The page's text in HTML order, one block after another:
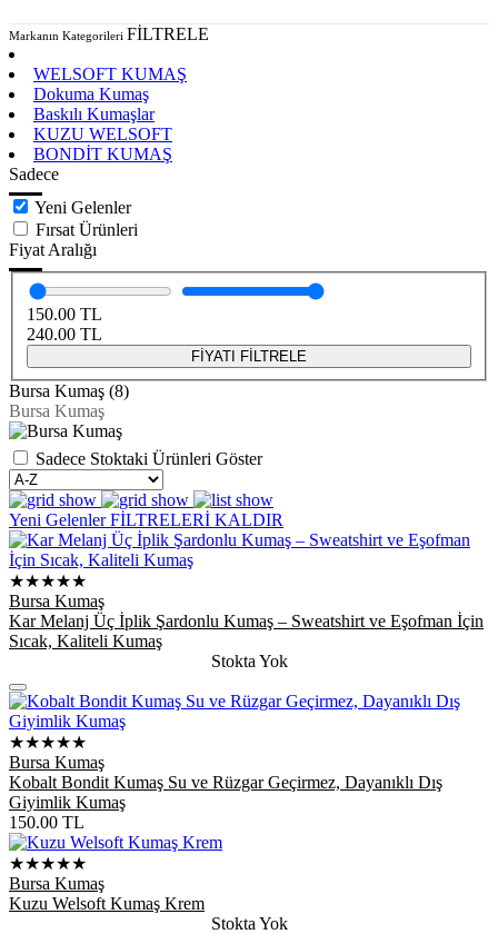
Markanın Kategorileri FİLTRELE
WELSOFT KUMAŞ
Dokuma Kumaş
Baskılı Kumaşlar
KUZU WELSOFT
BONDİT KUMAŞ
Sadece
Yeni Gelenler
Fırsat Ürünleri
Fiyat Aralığı
150.00 TL
240.00 TL
FİYATI FİLTRELE
Bursa Kumaş (8)
Bursa Kumaş
Sadece Stoktaki Ürünleri Göster
Yeni GelenlerFİLTRELERİ KALDIR
★★★★★
Bursa Kumaş
Kar Melanj Üç İplik Şardonlu Kumaş – Sweatshirt ve Eşofman İçin
Sıcak, Kaliteli Kumaş
Stokta Yok
★★★★★
Bursa Kumaş
Kobalt Bondit Kumaş Su ve Rüzgar Geçirmez, Dayanıklı Dış
Giyimlik Kumaş
150.00 TL
★★★★★
Bursa Kumaş
Kuzu Welsoft Kumaş Krem
Stokta Yok